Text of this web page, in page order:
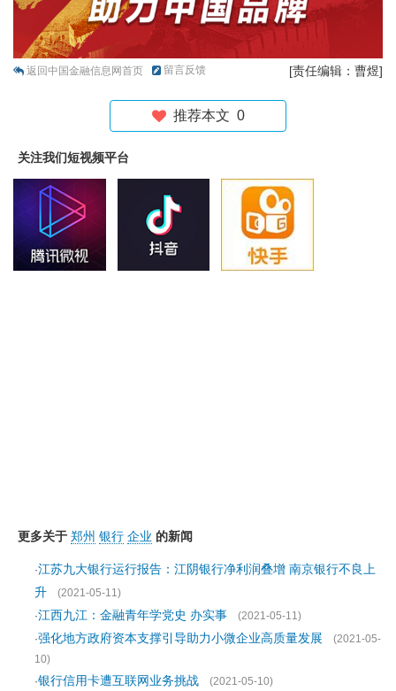
返回中国金融信息网首页 留言反馈 [责任编辑：曹煜]
推荐本文 0
关注我们短视频平台
更多关于 郑州 银行 企业 的新闻
·江苏九大银行运行报告：江阴银行净利润叠增 南京银行不良上
升
(2021-05-11)
·江西九江：金融青年学党史 办实事
(2021-05-11)
·强化地方政府资本支撑引导助力小微企业高质量发展
(2021-05-
10)
·银行信用卡遭互联网业务挑战 (2021-05-10)